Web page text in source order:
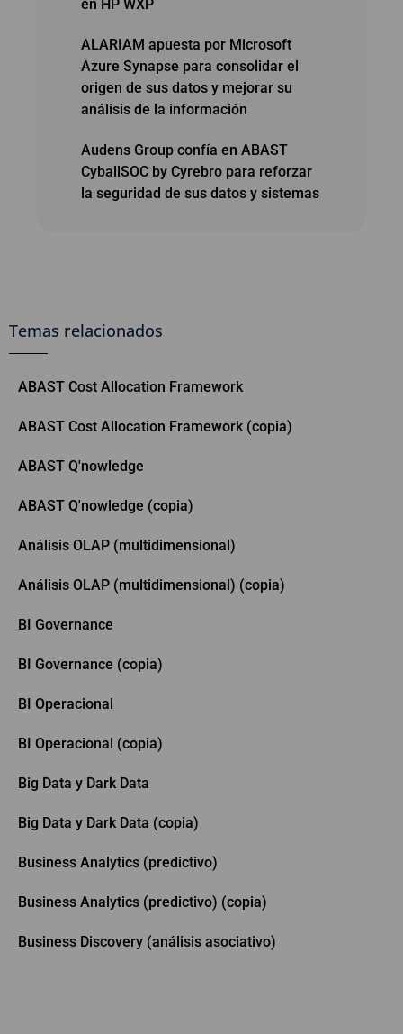
en HP WXP
ALARIAM apuesta por Microsoft
Azure Synapse para consolidar el
origen de sus datos y mejorar su
análisis de la información
Audens Group confía en ABAST
CyballSOC by Cyrebro para reforzar
la seguridad de sus datos y sistemas
Temas relacionados
ABAST Cost Allocation Framework
ABAST Cost Allocation Framework (copia)
ABAST Q'nowledge
ABAST Q'nowledge (copia)
Análisis OLAP (multidimensional)
Análisis OLAP (multidimensional) (copia)
BI Governance
BI Governance (copia)
BI Operacional
BI Operacional (copia)
Big Data y Dark Data
Big Data y Dark Data (copia)
Business Analytics (predictivo)
Business Analytics (predictivo) (copia)
Business Discovery (análisis asociativo)